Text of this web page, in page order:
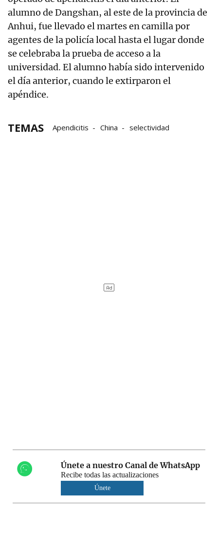
alumno de Dangshan, al este de la provincia de
Anhui, fue llevado el martes en camilla por
agentes de la policía local hasta el lugar donde
se celebraba la prueba de acceso a la
universidad. El alumno había sido intervenido
el día anterior, cuando le extirparon el
apéndice.
TEMAS Apendicitis China selectividad
Únete a nuestro Canal de WhatsApp
Recibe todas las actualizaciones
Únete